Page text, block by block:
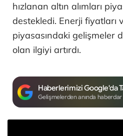
hızlanan altın alımları
destekledi. Enerji fiyatları
piyasasındaki gelişmeler
olan ilgiyi artırdı.
Haberlerimizi Google'da
Gelişmelerden anında haberdar